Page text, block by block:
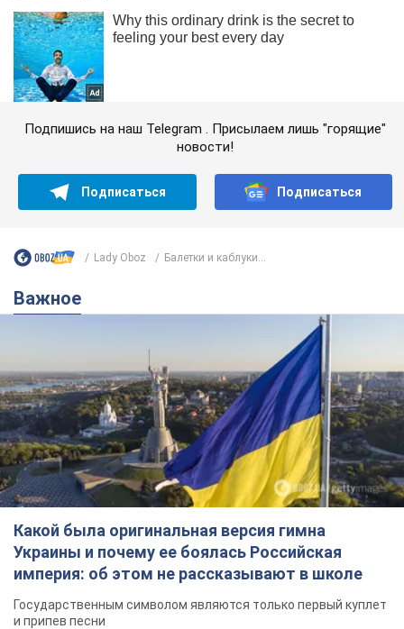
Подпишись на наш Telegram . Присылаем лишь "горящие"
новости!
Подписаться Подписаться
Lady Oboz Балетки и каблуки...
Важное
Какой была оригинальная версия гимна
Украины и почему ее боялась Российская
империя: об этом не рассказывают в школе
Государственным символом являются только первый куплет
и припев песни